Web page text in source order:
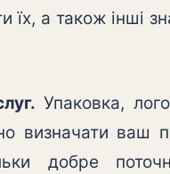
а також інші
Упаковка,
визначати ваш
добре